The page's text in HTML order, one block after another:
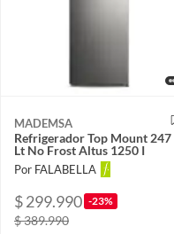
MADEMSA
Refrigerador Top Mount 247
Lt No Frost Altus 1250 I
Por FALABELLA
$ 299.990 -23%
$ 389.990